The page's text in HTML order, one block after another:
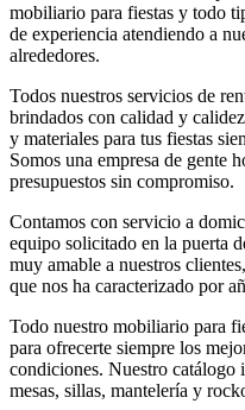
mobiliario para fiestas y todo
de experiencia atendiendo a
alrededores.
Todos nuestros servicios de
brindados con calidad y
y materiales para tus fiestas
Somos una empresa de gente
presupuestos sin compromiso.
Contamos con servicio a
equipo solicitado en la puerta
muy amable a nuestros
que nos ha caracterizado por
Todo nuestro mobiliario para
para ofrecerte siempre los
condiciones. Nuestro catálogo
mesas, sillas, mantelería y